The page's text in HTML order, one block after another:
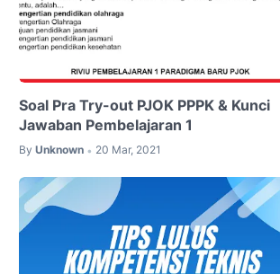
Soal Pra Try-out PJOK PPPK & Kunci
Jawaban Pembelajaran 1
By Unknown • 20 Mar, 2021